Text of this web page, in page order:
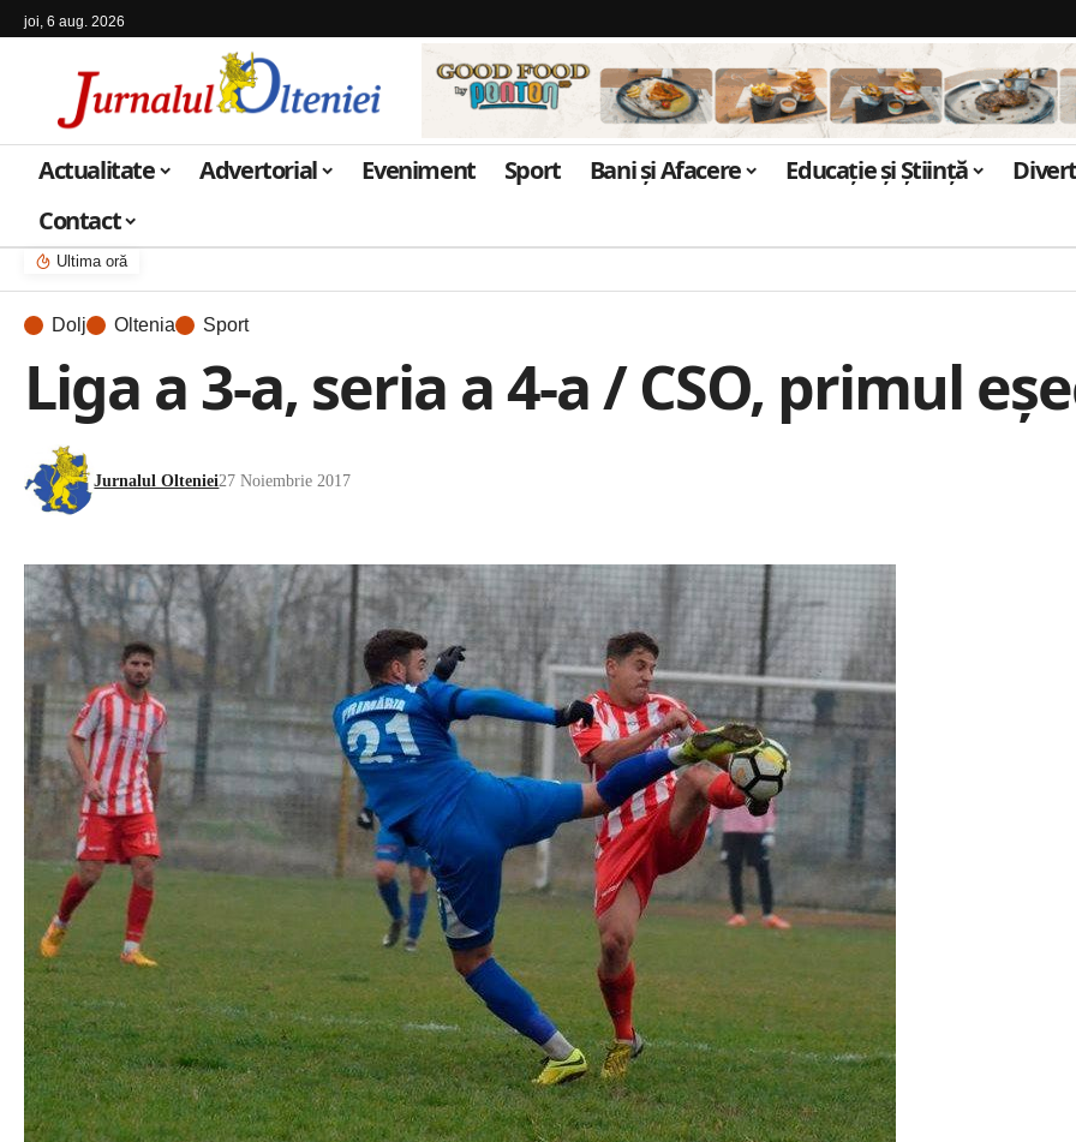
joi, 6 aug. 2026
Actualitate Advertorial Eveniment Sport Bani și Afacere Educație și Știință
Contact
Ultima oră
Dolj Oltenia Sport
Liga a 3-a, seria a 4-a / CSO, primul
Jurnalul Olteniei27 Noiembrie 2017